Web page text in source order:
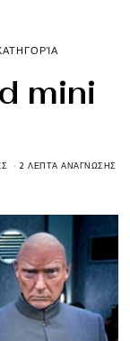
mini
2 ΛΕΠΤΆ ΑΝΆΓΝΩΣΗΣ